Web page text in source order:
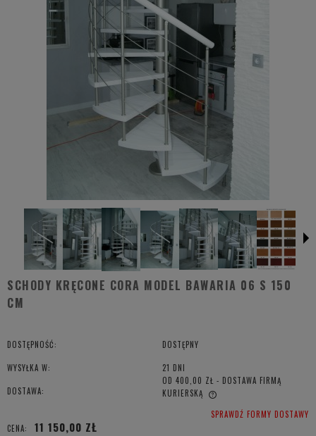
SCHODY KRĘCONE CORA MODEL BAWARIA 06 S 150
CM
DOSTĘPNOŚĆ: DOSTĘPNY
WYSYŁKA W: 21 DNI
DOSTAWA:
OD 400,00 ZŁ - DOSTAWA FIRMĄ
KURIERSKĄ
CENA NIE ZAWIERA EWENTUALNYCH KOSZTÓW PŁATNOŚCISPRAWDŹ FORMY DOSTAWY
CENA:
11 150,00 ZŁ